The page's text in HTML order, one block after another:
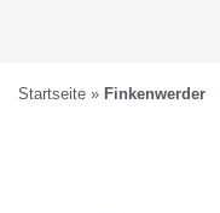
Startseite » Finkenwerder